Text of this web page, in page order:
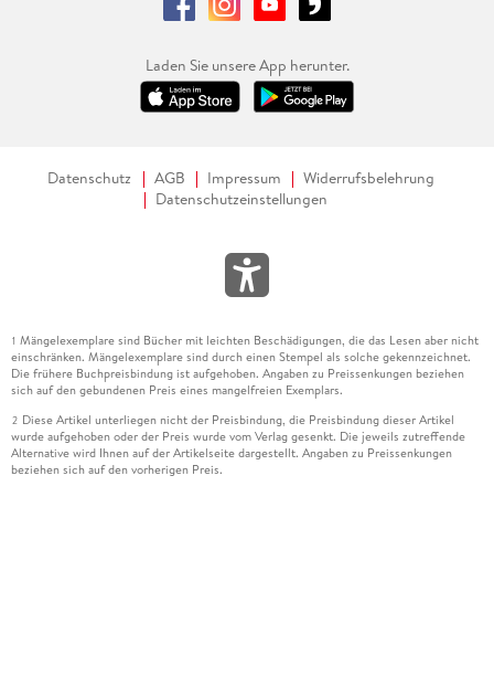
Laden Sie unsere App herunter.
Datenschutz AGB Impressum
Widerrufsbelehrung
Datenschutzeinstellungen
1 Mängelexemplare sind Bücher mit leichten Beschädigungen, die das Lesen aber nicht
einschränken. Mängelexemplare sind durch einen Stempel als solche gekennzeichnet.
Die frühere Buchpreisbindung ist aufgehoben. Angaben zu Preissenkungen beziehen
sich auf den gebundenen Preis eines mangelfreien Exemplars.
2 Diese Artikel unterliegen nicht der Preisbindung, die Preisbindung dieser Artikel
wurde aufgehoben oder der Preis wurde vom Verlag gesenkt. Die jeweils zutreffende
Alternative wird Ihnen auf der Artikelseite dargestellt. Angaben zu Preissenkungen
beziehen sich auf den vorherigen Preis.